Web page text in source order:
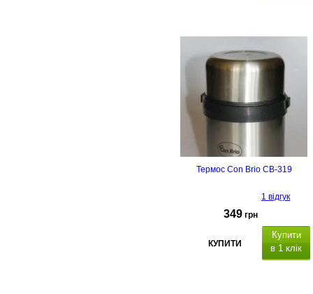
Термос Con Brio CB-319
1 відгук
349 грн
КУПИТИ
Купити
в 1 клік